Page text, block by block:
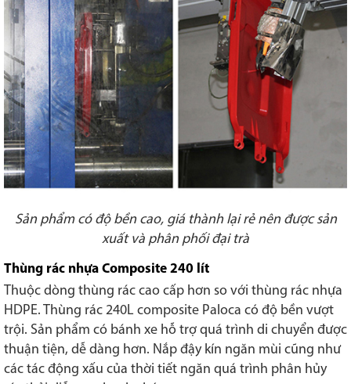
Sản phẩm có độ bền cao, giá thành lại rẻ nên được sản
xuất và phân phối đại trà
Thùng rác nhựa Composite 240 lít
Thuộc dòng thùng rác cao cấp hơn so với thùng rác nhựa
HDPE. Thùng rác 240L composite Paloca có độ bền vượt
trội. Sản phẩm có bánh xe hỗ trợ quá trình di chuyển được
thuận tiện, dễ dàng hơn. Nắp đậy kín ngăn mùi cũng như
các tác động xấu của thời tiết ngăn quá trình phân hủy